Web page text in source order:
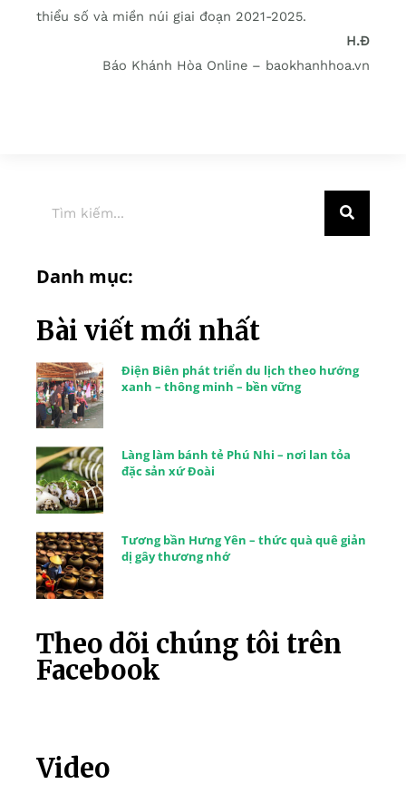
thiểu số và miền núi giai đoạn 2021-2025.
H.Đ
Báo Khánh Hòa Online – baokhanhhoa.vn
Danh mục:
Bài viết mới nhất
Điện Biên phát triển du lịch theo hướng
xanh – thông minh – bền vững
Làng làm bánh tẻ Phú Nhi – nơi lan tỏa
đặc sản xứ Đoài
Tương bần Hưng Yên – thức quà quê giản
dị gây thương nhớ
Theo dõi chúng tôi trên
Facebook
Video